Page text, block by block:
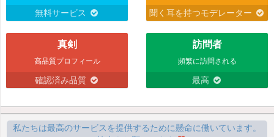
無料サービス 聞く耳を持つモデレーター
真剣
高品質プロフィール
確認済み品質
訪問者
頻繁に訪問される
最高
私たちは最高のサービスを提供するために懸命に働いています。